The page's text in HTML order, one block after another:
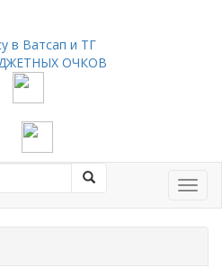
в Ватсап и ТГ
ОЧКОВ